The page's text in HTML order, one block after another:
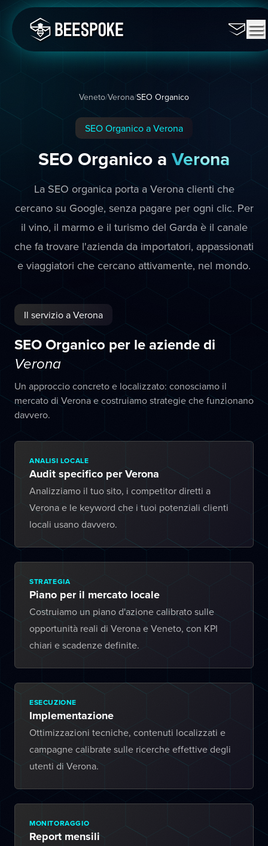
Veneto/Verona/SEO Organico
SEO Organico a Verona
SEO Organico a Verona
La SEO organica porta a Verona clienti che
cercano su Google, senza pagare per ogni clic. Per
il vino, il marmo e il turismo del Garda è il canale
che fa trovare l'azienda da importatori, appassionati
e viaggiatori che cercano attivamente, nel mondo.
Il servizio a Verona
SEO Organico per le aziende di
Verona
Un approccio concreto e localizzato: conosciamo il
mercato di Verona e costruiamo strategie che funzionano
davvero.
ANALISI LOCALE
Audit specifico per Verona
Analizziamo il tuo sito, i competitor diretti a
Verona e le keyword che i tuoi potenziali clienti
locali usano davvero.
STRATEGIA
Piano per il mercato locale
Costruiamo un piano d'azione calibrato sulle
opportunità reali di Verona e Veneto, con KPI
chiari e scadenze definite.
ESECUZIONE
Implementazione
Ottimizzazioni tecniche, contenuti localizzati e
campagne calibrate sulle ricerche effettive degli
utenti di Verona.
MONITORAGGIO
Report mensili